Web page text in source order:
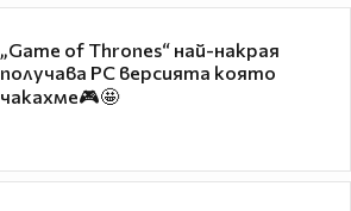
„Game of Thrones“ най-накрая
получава PC версията която
чакахме🎮🤩